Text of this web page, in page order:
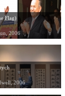
Flag)
2006
2006